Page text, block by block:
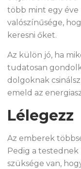
több mint egy éve
valószínűsége,
keresni őket.
Az külön jó, ha
tudatosan
dolgoknak
emeld az
Lélegezz
Az emberek
Pedig a
szüksége van,